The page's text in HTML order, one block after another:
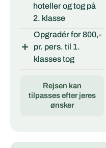
hoteller og tog på
2. klasse
Opgradér for 800,-
pr. pers. til 1.
klasses tog
Rejsen kan
tilpasses efter jeres
ønsker